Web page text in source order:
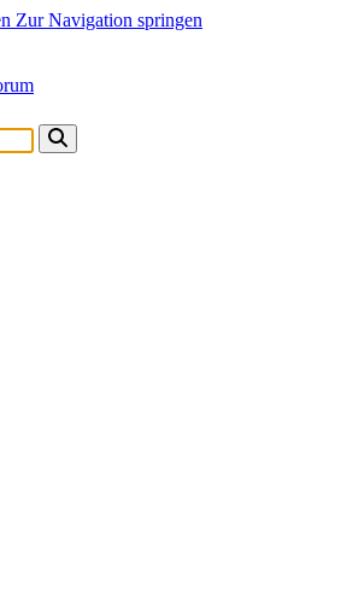
Zur Navigation springen